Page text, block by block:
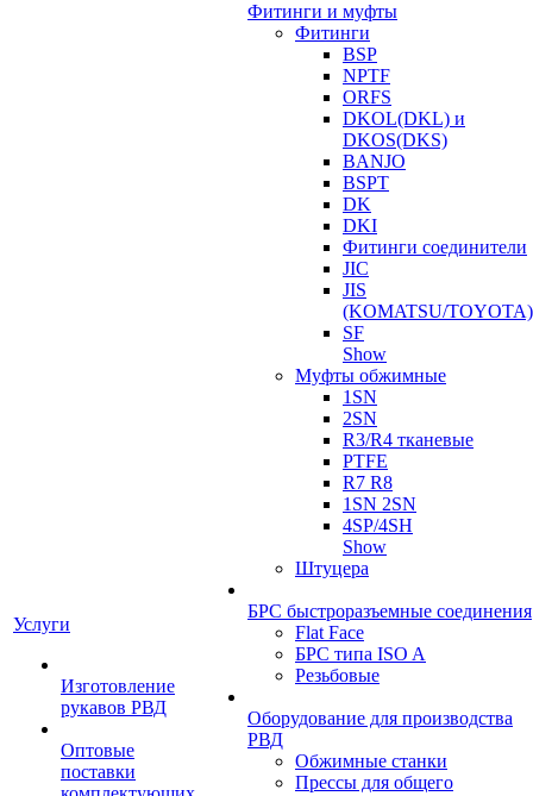
Услуги
Изготовление
рукавов РВД
Оптовые
поставки
Фитинги и муфты
Фитинги
BSP
NPTF
ORFS
DKOL(DKL) и
DKOS(DKS)
BANJO
BSPT
DK
DKI
Фитинги соединители
JIC
JIS
(KOMATSU/TOYOTA)
SF
Show
Муфты обжимные
1SN
2SN
R3/R4 тканевые
PTFE
R7 R8
1SN 2SN
4SP/4SH
Show
Штуцера
БРС быстроразъемные соединения
Flat Face
БРС типа ISO A
Резьбовые
Оборудование для производства
РВД
Обжимные станки
Прессы для общего